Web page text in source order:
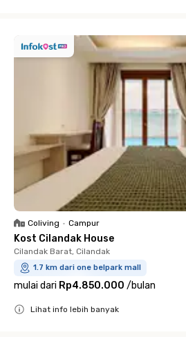
Coliving • Campur
Kost Cilandak House
Cilandak Barat, Cilandak
1.7 km dari one belpark mall
mulai dari Rp4.850.000 /bulan
Lihat info lebih banyak